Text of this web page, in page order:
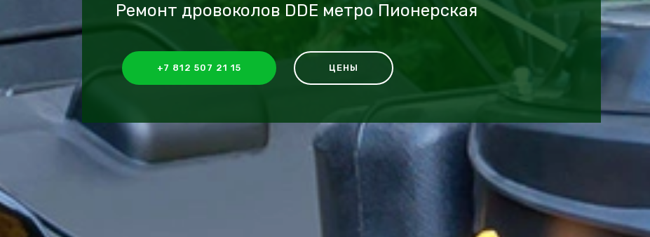
Ремонт дровоколов DDE метро Пионерская
+7 812 507 21 15 ЦЕНЫ